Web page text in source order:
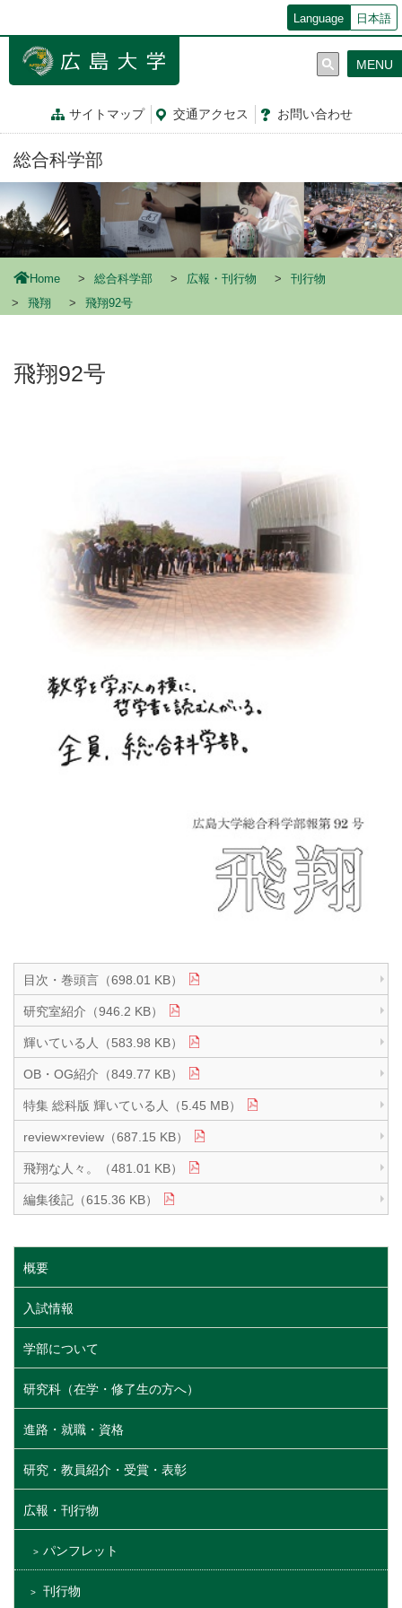
ン
Language 日本語
サイトマップ 交通アクセス お問い合わせ
MENU
総合科学部
Home 総合科学部 広報・刊行物
刊行物
飛翔
飛翔92号
飛翔92号
目次・巻頭言（698.01 KB）
研究室紹介（946.2 KB）
輝いている人（583.98 KB）
OB・OG紹介（849.77 KB）
特集 総科版 輝いている人（5.45 MB）
review×review（687.15 KB）
飛翔な人々。（481.01 KB）
編集後記（615.36 KB）
概要
入試情報
学部について
研究科（在学・修了生の方へ）
進路・就職・資格
研究・教員紹介・受賞・表彰
広報・刊行物
パンフレット
刊行物